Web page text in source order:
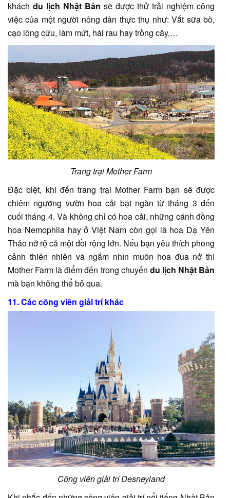
khách du lịch Nhật Bản sẽ được thử trải nghiệm công
việc của một người nông dân thực thụ như: Vắt sữa bò,
cạo lông cừu, làm mứt, hái rau hay trồng cây,…
Trang trại Mother Farm
Đặc biệt, khi đến trang trại Mother Farm bạn sẽ được
chiêm ngưỡng vườn hoa cải bạt ngàn từ tháng 3 đến
cuối tháng 4. Và không chỉ có hoa cải, những cánh đồng
hoa Nemophila hay ở Việt Nam còn gọi là hoa Dạ Yên
Thảo nở rộ cả một đồi rộng lớn. Nếu bạn yêu thích phong
cảnh thiên nhiên và ngắm nhìn muôn hoa đua nở thì
Mother Farm là điểm đến trong chuyến du lịch Nhật Bản
mà bạn không thể bỏ qua.
11. Các công viên giải trí khác
Công viên giải trí Desneyland